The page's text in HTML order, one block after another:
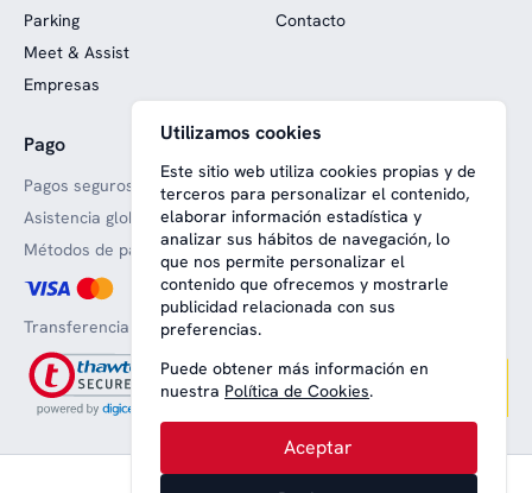
Parking
Meet & Assist
Empresas
Contacto
Pago
Pagos seguros
Asistencia global
Métodos de pago aceptado
Transferencia bancaria
Web financiada con fondos
europeos
Utilizamos cookies
Este sitio web utiliza cookies propias y de
terceros para personalizar el contenido,
elaborar información estadística y
analizar sus hábitos de navegación, lo
que nos permite personalizar el
contenido que ofrecemos y mostrarle
publicidad relacionada con sus
preferencias.
Puede obtener más información en
nuestra Política de Cookies.
Aceptar